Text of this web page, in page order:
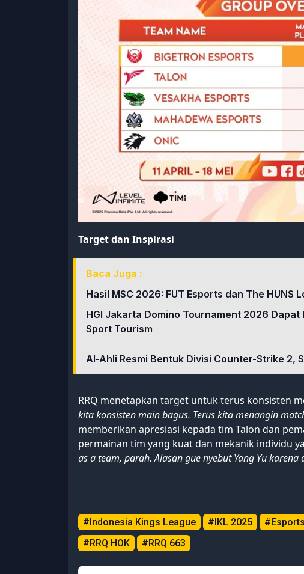
Target dan Inspirasi
Baca Juga :
Hasil MSC 2026: FUT Esports dan The HUNS
HGI Jakarta Domino Tournament 2026 Dapat
Sport Tourism
Al-Ahli Resmi Bentuk Divisi Counter-Strike 2,
RRQ menetapkan target untuk terus konsisten
kita konsisten main bagus. Terus kita menangin
memberikan apresiasi kepada tim Talon dan
permainan tim yang kuat dan mekanik individu
as a team, parah. Alasan gue nyebut Yang Yu
#Indonesia Kings League #IKL 2025
#RRQ HOK
#RRQ 663